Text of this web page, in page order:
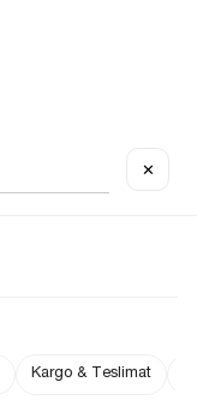
✕
Kargo & Teslimat